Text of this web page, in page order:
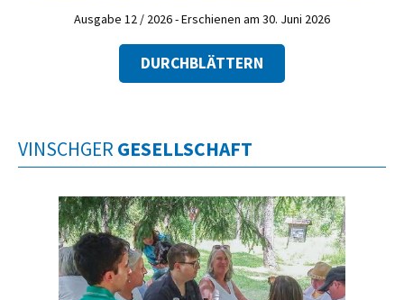
Ausgabe 12 / 2026 - Erschienen am 30. Juni 2026
DURCHBLÄTTERN
VINSCHGER GESELLSCHAFT